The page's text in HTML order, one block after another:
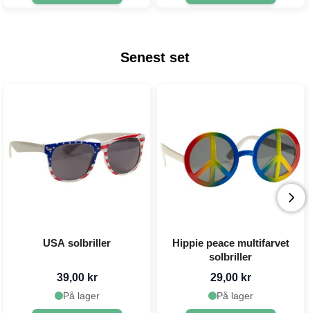
Senest set
USA solbriller
39,00 kr
På lager
Hippie peace multifarvet
solbriller
29,00 kr
På lager